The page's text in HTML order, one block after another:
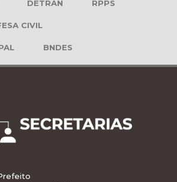
DETRAN RPPS
CIVIL
BNDES